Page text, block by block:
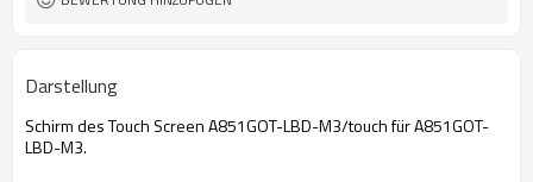
Darstellung
Schirm des Touch Screen A851GOT-LBD-M3/touch für A851GOT-
LBD-M3.